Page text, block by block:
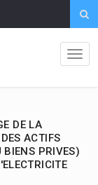
DE LA
ACTIFS
BIENS PRIVES)